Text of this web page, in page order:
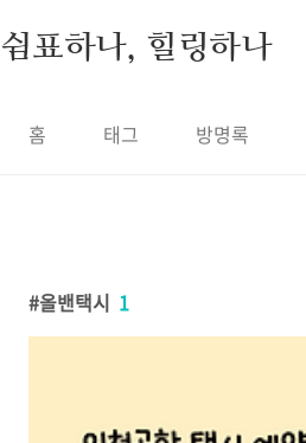
쉼표하나, 힐링하나
홈 태그 방명록
올밴택시 1